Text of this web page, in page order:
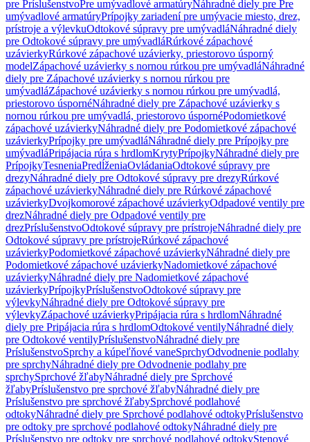
pre PríslušenstvoPre umývadlové armatúryNáhradné diely pre Pre
umývadlové armatúryPrípojky zariadení pre umývacie miesto, drez,
prístroje a výlevkuOdtokové súpravy pre umývadláNáhradné diely
pre Odtokové súpravy pre umývadláRúrkové zápachové
uzávierkyRúrkové zápachové uzávierky, priestorovo úsporný
modelZápachové uzávierky s nornou rúrkou pre umývadláNáhradné
diely pre Zápachové uzávierky s nornou rúrkou pre
umývadláZápachové uzávierky s nornou rúrkou pre umývadlá,
priestorovo úspornéNáhradné diely pre Zápachové uzávierky s
nornou rúrkou pre umývadlá, priestorovo úspornéPodomietkové
zápachové uzávierkyNáhradné diely pre Podomietkové zápachové
uzávierkyPrípojky pre umývadláNáhradné diely pre Prípojky pre
umývadláPripájacia rúra s hrdlomKrytyPrípojkyNáhradné diely pre
PrípojkyTesneniaPredĺženiaOvládaniaOdtokové súpravy pre
drezyNáhradné diely pre Odtokové súpravy pre drezyRúrkové
zápachové uzávierkyNáhradné diely pre Rúrkové zápachové
uzávierkyDvojkomorové zápachové uzávierkyOdpadové ventily pre
drezNáhradné diely pre Odpadové ventily pre
drezPríslušenstvoOdtokové súpravy pre prístrojeNáhradné diely pre
Odtokové súpravy pre prístrojeRúrkové zápachové
uzávierkyPodomietkové zápachové uzávierkyNáhradné diely pre
Podomietkové zápachové uzávierkyNadomietkové zápachové
uzávierkyNáhradné diely pre Nadomietkové zápachové
uzávierkyPrípojkyPríslušenstvoOdtokové súpravy pre
výlevkyNáhradné diely pre Odtokové súpravy pre
výlevkyZápachové uzávierkyPripájacia rúra s hrdlomNáhradné
diely pre Pripájacia rúra s hrdlomOdtokové ventilyNáhradné diely
pre Odtokové ventilyPríslušenstvoNáhradné diely pre
PríslušenstvoSprchy a kúpeľňové vaneSprchyOdvodnenie podlahy
pre sprchyNáhradné diely pre Odvodnenie podlahy pre
sprchySprchové žľabyNáhradné diely pre Sprchové
žľabyPríslušenstvo pre sprchové žľabyNáhradné diely pre
Príslušenstvo pre sprchové žľabySprchové podlahové
odtokyNáhradné diely pre Sprchové podlahové odtokyPríslušenstvo
pre odtoky pre sprchové podlahové odtokyNáhradné diely pre
Príslušenstvo pre odtoky pre sprchové podlahové odtokyStenové